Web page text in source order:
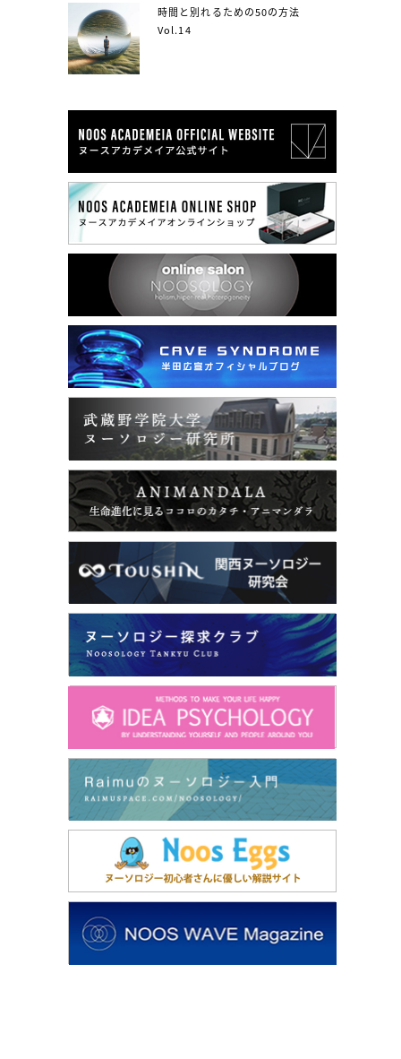
時間と別れるための50の方法
Vol.14